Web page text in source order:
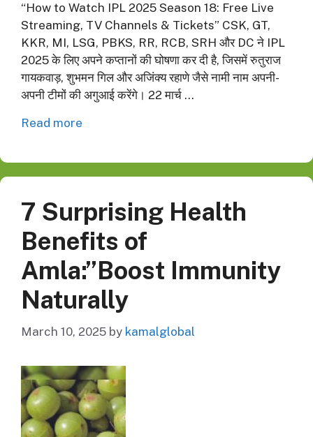
“How to Watch IPL 2025 Season 18: Free Live
Streaming, TV Channels & Tickets” CSK, GT,
KKR, MI, LSG, PBKS, RR, RCB, SRH और DC ने IPL
2025 के लिए अपने कप्तानों की घोषणा कर दी है, जिसमें रुतुराज
गायकवाड़, शुभमन गिल और अजिंक्य रहाणे जैसे नामी नाम अपनी-
अपनी टीमों की अगुआई करेंगे। 22 मार्च …
Read more
7 Surprising Health
Benefits of
Amla:”Boost Immunity
Naturally
March 10, 2025 by kamalglobal